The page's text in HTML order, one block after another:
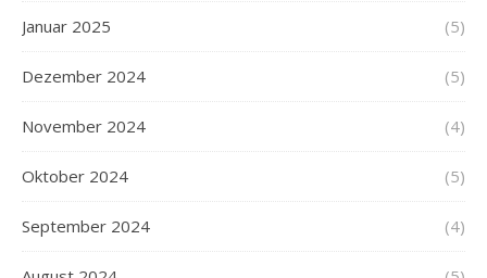
Januar 2025 (5)
Dezember 2024 (5)
November 2024 (4)
Oktober 2024 (5)
September 2024 (4)